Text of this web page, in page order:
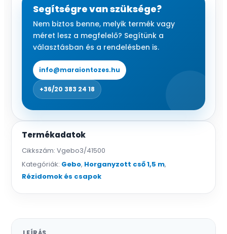
horganyzott
menetes
acél
cső
Segítségre van szüksége?
Nem biztos benne, melyik termék vagy
méret lesz a megfelelő? Segítünk a
választásban és a rendelésben is.
info@maraiontozes.hu
+36/20 383 24 18
Termékadatok
Cikkszám: Vgebo3/41500
Kategóriák: Gebo, Horganyzott cső 1,5 m,
Rézidomok és csapok